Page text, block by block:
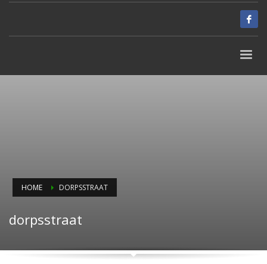
HOME DORPSSTRAAT
dorpsstraat